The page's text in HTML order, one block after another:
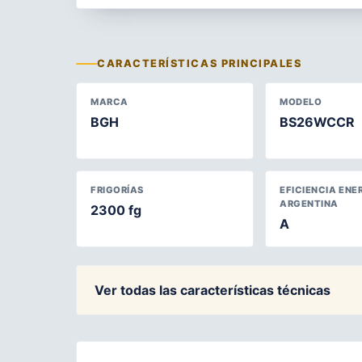
CARACTERÍSTICAS PRINCIPALES
MARCA
BGH
MODELO
BS26WCCR
FRIGORÍAS
2300 fg
EFICIENCIA
ARGENTINA
A
Ver todas las características técnicas